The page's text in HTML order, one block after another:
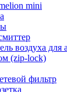
mini
воздуха для
(zip-lock)
фильтр